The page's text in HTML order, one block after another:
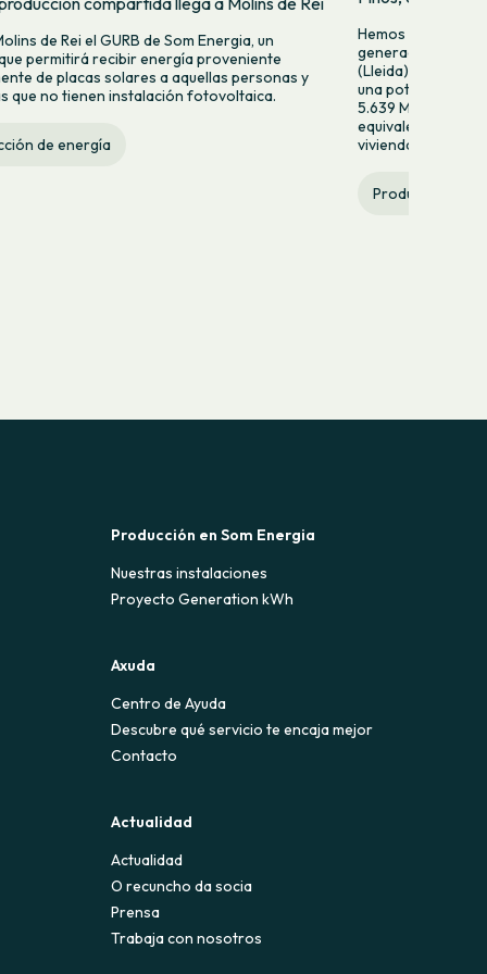
de Rei el GURB de Som Energia, un
permitirá recibir energía proveniente
de placas solares a aquellas personas y
que no tienen instalación fotovoltaica.
de energía
Hemos puesto en
generación
(Lleida). Esta
una potencia de
5.639 MWh
equivalente al
viviendas al año.
Producción de
Producción en Som Energia
Nuestras instalaciones
Proyecto Generation kWh
Axuda
Centro de Ayuda
Descubre qué servicio te encaja mejor
Contacto
Actualidad
Actualidad
O recuncho da socia
Prensa
Trabaja con nosotros